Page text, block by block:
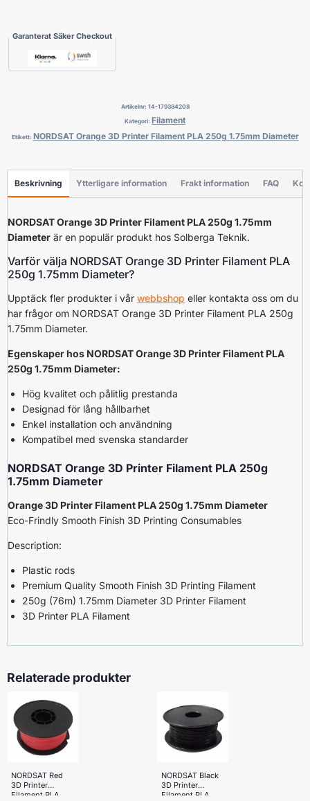
Garanterat Säker Checkout
Artikelnr: 14-179384208
Kategori: Filament
Etikett: NORDSAT Orange 3D Printer Filament PLA 250g 1.75mm Diameter
Beskrivning Ytterligare information Frakt information FAQ
NORDSAT Orange 3D Printer Filament PLA 250g 1.75mm
Diameter är en populär produkt hos Solberga Teknik.
Varför välja NORDSAT Orange 3D Printer Filament PLA
250g 1.75mm Diameter?
Upptäck fler produkter i vår webbshop eller kontakta oss om du
har frågor om NORDSAT Orange 3D Printer Filament PLA 250g
1.75mm Diameter.
Egenskaper hos NORDSAT Orange 3D Printer Filament PLA
250g 1.75mm Diameter:
Hög kvalitet och pålitlig prestanda
Designad för lång hållbarhet
Enkel installation och användning
Kompatibel med svenska standarder
NORDSAT Orange 3D Printer Filament PLA 250g
1.75mm Diameter
Orange 3D Printer Filament PLA 250g 1.75mm Diameter
Eco-Frindly Smooth Finish 3D Printing Consumables
Description:
Plastic rods
Premium Quality Smooth Finish 3D Printing Filament
250g (76m) 1.75mm Diameter 3D Printer Filament
3D Printer PLA Filament
Relaterade produkter
NORDSAT Red
3D Printer
Filament PLA
NORDSAT Black
3D Printer
Filament PLA